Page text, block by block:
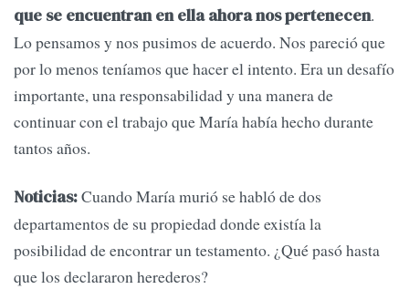
que se encuentran en ella ahora nos pertenecen.
Lo pensamos y nos pusimos de acuerdo. Nos pareció que
por lo menos teníamos que hacer el intento. Era un desafío
importante, una responsabilidad y una manera de
continuar con el trabajo que María había hecho durante
tantos años.
Noticias:Cuando María murió se habló de dos
departamentos de su propiedad donde existía la
posibilidad de encontrar un testamento. ¿Qué pasó hasta
que los declararon herederos?